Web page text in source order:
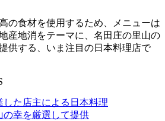
の食材を使用するため、メニューは
産地消をテーマに、名田庄の里山の
供する、いま注目の日本料理店で
た店主による日本料理
の幸を厳選して提供